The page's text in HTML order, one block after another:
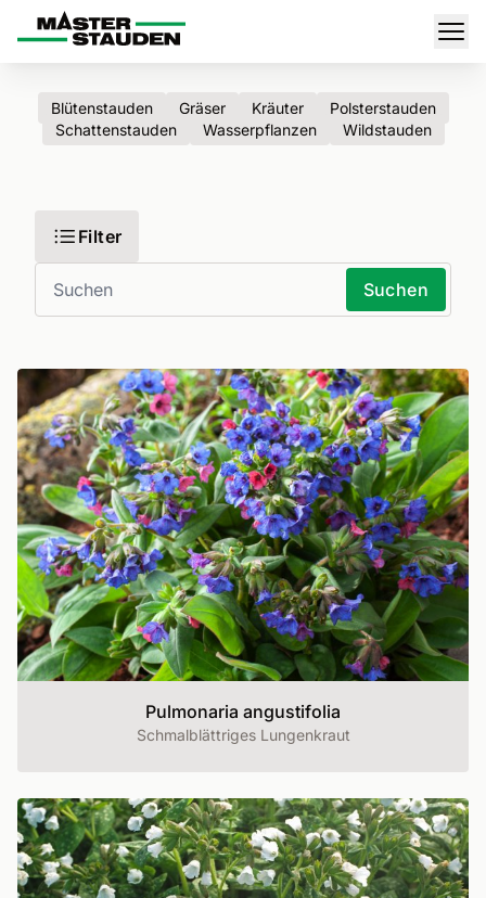
Master-Stauden
Blütenstauden Gräser Kräuter
Polsterstauden
Schattenstauden
Wasserpflanzen Wildstauden
Filter
Suchen
Pulmonaria angustifolia
Schmalblättriges Lungenkraut